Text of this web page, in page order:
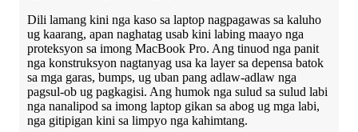
Dili lamang kini nga kaso sa laptop nagpagawas sa kaluho
ug kaarang, apan naghatag usab kini labing maayo nga
proteksyon sa imong MacBook Pro. Ang tinuod nga panit
nga konstruksyon nagtanyag usa ka layer sa depensa batok
sa mga garas, bumps, ug uban pang adlaw-adlaw nga
pagsul-ob ug pagkagisi. Ang humok nga sulud sa sulud labi
nga nanalipod sa imong laptop gikan sa abog ug mga labi,
nga gitipigan kini sa limpyo nga kahimtang.